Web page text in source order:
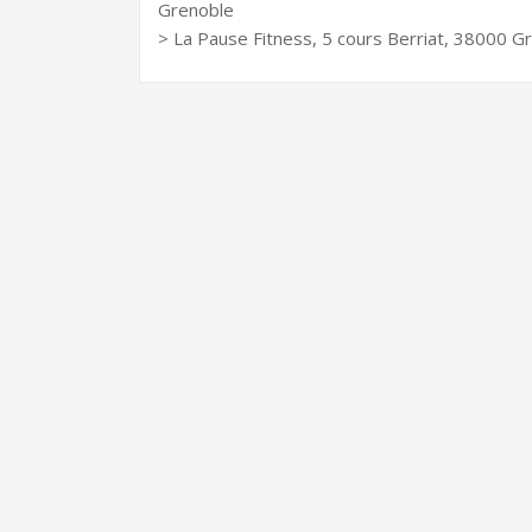
Grenoble
> La Pause Fitness, 5 cours Berriat, 38000